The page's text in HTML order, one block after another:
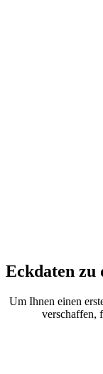
Eckdaten zu
Um Ihnen einen
verschaffen,